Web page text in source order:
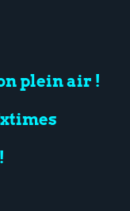
plein air !